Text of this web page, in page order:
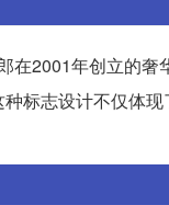
2001年创立的奢
标志设计不仅体